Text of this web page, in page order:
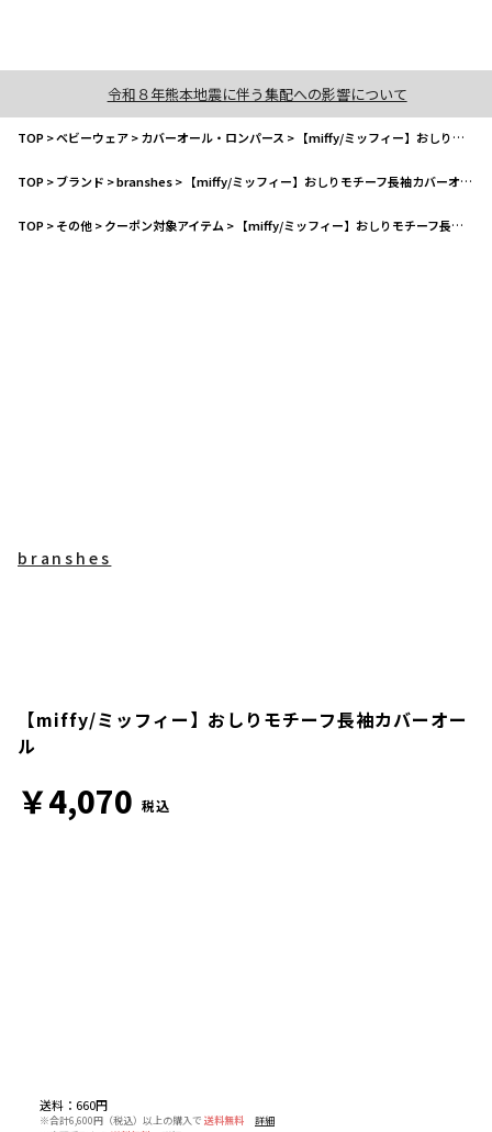
令和８年熊本地震に伴う集配への影響について
TOP>ベビーウェア>カバーオール・ロンパース > 【miffy/ミッフィー】おしりモチーフ長袖カバーオール
TOP>ブランド >branshes> 【miffy/ミッフィー】おしりモチーフ長袖カバーオール
TOP>その他>クーポン対象アイテム > 【miffy/ミッフィー】おしりモチーフ長袖カバーオール
送料 ： 660円
※合計6,600円（税込）以上の購入で 送料無料
詳細
branshes
【miffy/ミッフィー】おしりモチーフ長袖カバーオー
ル
￥4,070 税込